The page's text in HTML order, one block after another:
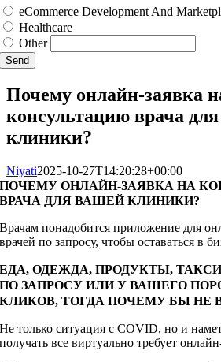
eCommerce Development And
Healthcare
Other
Send
Почему онлайн-заявка
консультацию врача
клиники?
Niyati2025-10-27T14:20:28+00:00
ПОЧЕМУ ОНЛАЙН-ЗАЯВКА НА
ВРАЧА ДЛЯ ВАШЕЙ КЛИНИКИ?
Врачам понадобится приложение для
врачей по запросу, чтобы оставаться в
ЕДА, ОДЕЖДА, ПРОДУКТЫ,
ПО ЗАПРОСУ ИЛИ У ВАШЕГО
КЛИКОВ, ТОГДА ПОЧЕМУ БЫ НЕ
Не только ситуация с COVID, но и
получать все виртуально требует